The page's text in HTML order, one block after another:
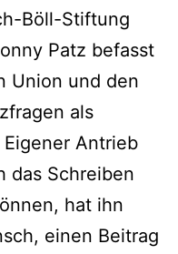
Böll-Stiftung
Patz befasst
Union und den
als
Antrieb
das Schreiben
hat ihn
einen Beitrag